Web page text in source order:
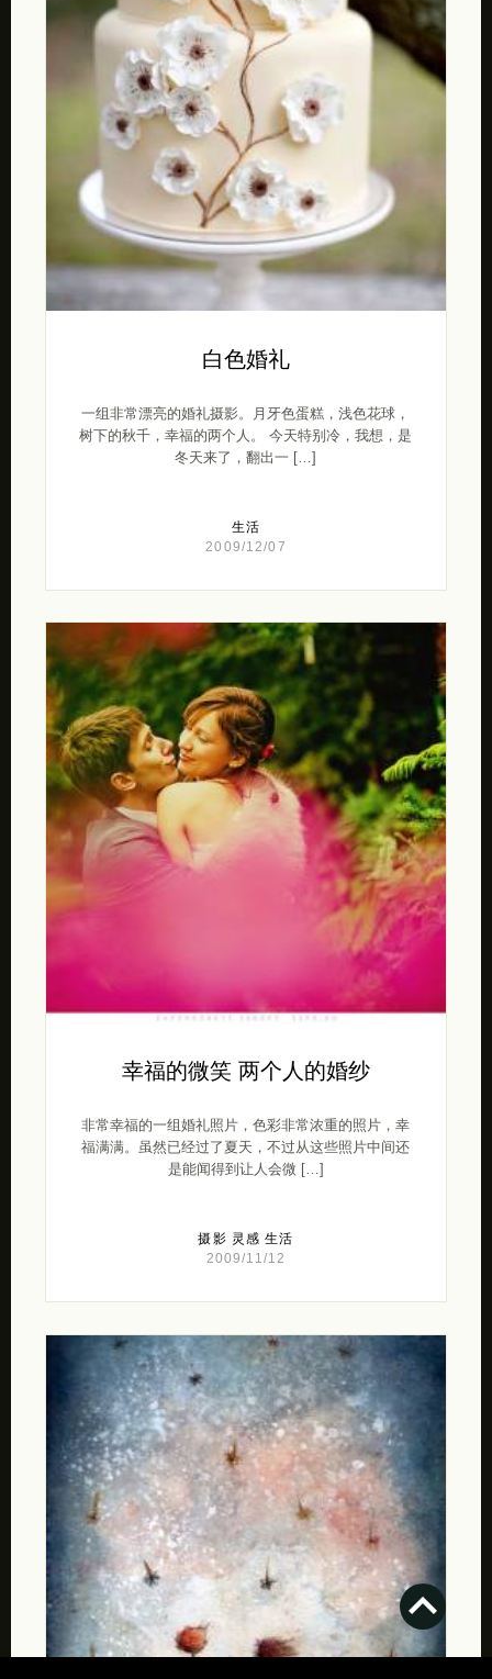
白色婚礼
一组非常漂亮的婚礼摄影。月牙色蛋糕，浅色花球，
树下的秋千，幸福的两个人。 今天特别冷，我想，是
冬天来了，翻出一 […]
生活
2009/12/07
幸福的微笑 两个人的婚纱
非常幸福的一组婚礼照片，色彩非常浓重的照片，幸
福满满。虽然已经过了夏天，不过从这些照片中间还
是能闻得到让人会微 […]
摄影 灵感 生活
2009/11/12